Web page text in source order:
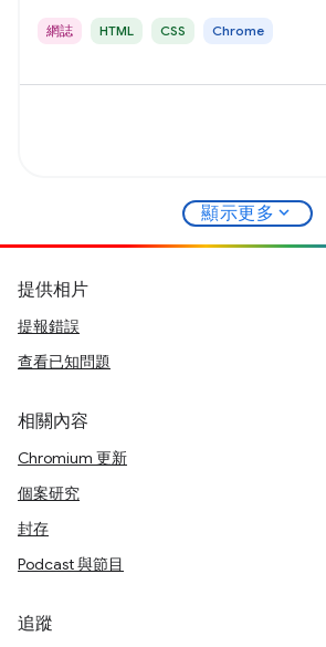
網誌 HTML CSS Chrome
顯示更多 expand_more
提供相片
提報錯誤
查看已知問題
相關內容
Chromium 更新
個案研究
封存
Podcast 與節目
追蹤